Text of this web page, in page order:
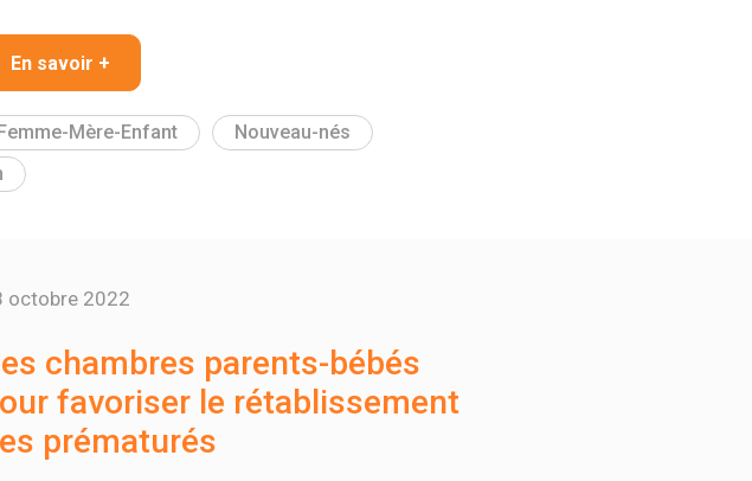
En savoir +
Mère-Enfant
Nouveau-nés
octobre 2022
chambres parents-bébés
favoriser le rétablissement
prématurés